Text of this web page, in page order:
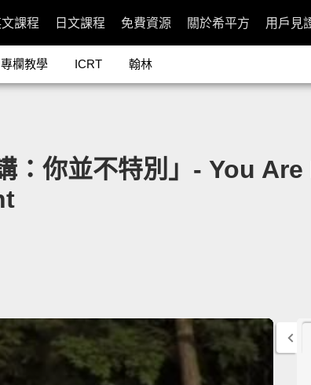
課程 日文課程 免費資源 關於希平方 用戶見
專欄教學 ICRT 翰林
：你並不特別」- You